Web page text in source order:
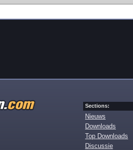
Sections:
Nieuws
Downloads
Top Downloads
Discussie